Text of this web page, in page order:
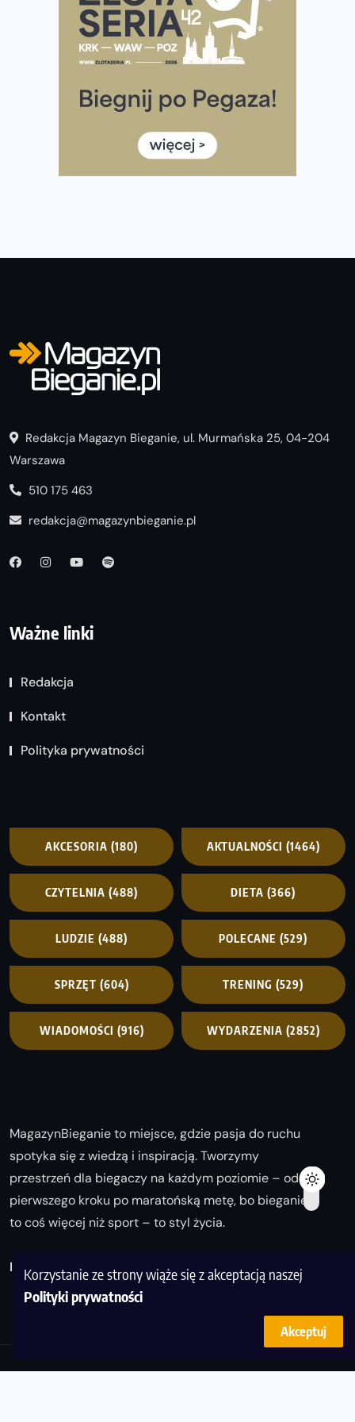
Korzystanie ze strony wiąże się z akceptacją naszej
Polityki prywatności
Akceptuj
Już w tę sobotę 35. Bieg Powstania Warszawskiego.
Wystartuje rekordowa liczba uczestników
35. Bieg Powstania Warszawskiego – praktyczny
Ile razy w tygodniu biegać? 3 treningi wystarczą? Jak
często biegać, żeby robić postępy
Już w ten weekend! Przed nami Nocny Portowy Maraton
i Półmaraton Szczeciński. Wszystko, co warto wiedzieć
Redakcja Magazyn Bieganie, ul. Murmańska 25, 04-204
Warszawa
510 175 463
redakcja@magazynbieganie.pl
Ważne linki
Redakcja
Kontakt
Polityka prywatności
AKCESORIA (180) AKTUALNOŚCI (1464)
CZYTELNIA (488) DIETA (366)
LUDZIE (488) POLECANE (529)
SPRZĘT (604) TRENING (529)
WIADOMOŚCI (916) WYDARZENIA (2852)
MagazynBieganie to miejsce, gdzie pasja do ruchu
spotyka się z wiedzą i inspiracją. Tworzymy
przestrzeń dla biegaczy na każdym poziomie – od
pierwszego kroku po maratońską metę, bo bieganie
to coś więcej niż sport – to styl życia.
Biegaj z nami i odkrywaj swoją najlepszą wersję!